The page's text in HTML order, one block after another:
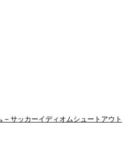
– サッカーイディオムシュートアウト